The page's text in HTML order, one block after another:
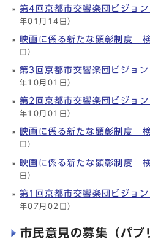
第4回京都市交響楽団ビジョ
年01月14日）
映画に係る新たな顕彰制度
日）
第3回京都市交響楽団ビジョ
年10月01日）
第2回京都市交響楽団ビジョ
年10月01日）
映画に係る新たな顕彰制度
日）
映画に係る新たな顕彰制度
日）
第1回京都市交響楽団ビジョ
年07月02日）
市民意見の募集（パブ